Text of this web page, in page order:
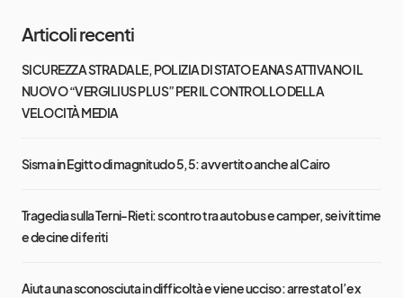
Articoli recenti
SICUREZZA STRADALE, POLIZIA DI STATO E ANAS ATTIVANO IL
NUOVO “VERGILIUS PLUS” PER IL CONTROLLO DELLA
VELOCITÀ MEDIA
Sisma in Egitto di magnitudo 5,5: avvertito anche al Cairo
Tragedia sulla Terni-Rieti: scontro tra autobus e camper, sei vittime
e decine di feriti
Aiuta una sconosciuta in difficoltà e viene ucciso: arrestato l’ex